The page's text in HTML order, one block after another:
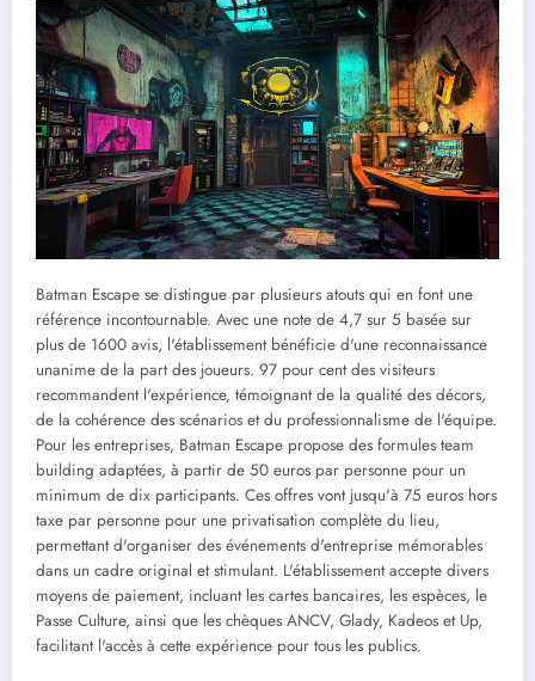
Batman Escape se distingue par plusieurs atouts qui en font une
référence incontournable. Avec une note de 4,7 sur 5 basée sur
plus de 1600 avis, l'établissement bénéficie d'une reconnaissance
unanime de la part des joueurs. 97 pour cent des visiteurs
recommandent l'expérience, témoignant de la qualité des décors,
de la cohérence des scénarios et du professionnalisme de l'équipe.
Pour les entreprises, Batman Escape propose des formules team
building adaptées, à partir de 50 euros par personne pour un
minimum de dix participants. Ces offres vont jusqu'à 75 euros hors
taxe par personne pour une privatisation complète du lieu,
permettant d'organiser des événements d'entreprise mémorables
dans un cadre original et stimulant. L'établissement accepte divers
moyens de paiement, incluant les cartes bancaires, les espèces, le
Passe Culture, ainsi que les chèques ANCV, Glady, Kadeos et Up,
facilitant l'accès à cette expérience pour tous les publics.